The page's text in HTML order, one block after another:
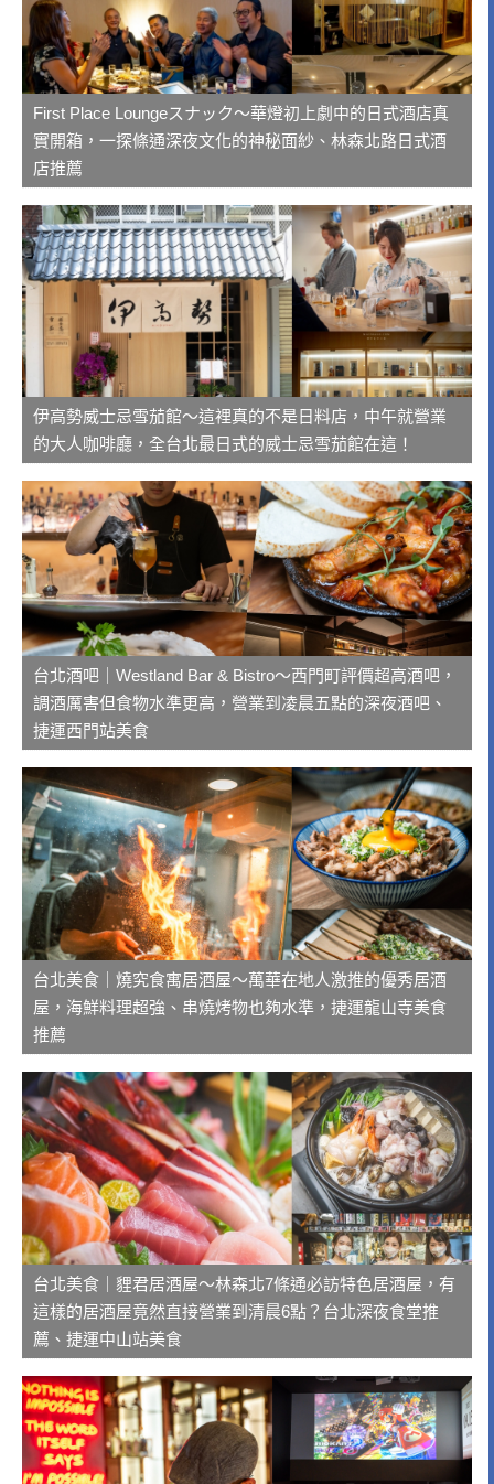
First Place Loungeスナック～華燈初上劇中的日式酒店真
實開箱，一探條通深夜文化的神秘面紗、林森北路日式酒
店推薦
伊高勢威士忌雪茄館～這裡真的不是日料店，中午就營業
的大人咖啡廳，全台北最日式的威士忌雪茄館在這！
台北酒吧｜Westland Bar & Bistro～西門町評價超高酒吧，
調酒厲害但食物水準更高，營業到凌晨五點的深夜酒吧、
捷運西門站美食
台北美食｜燒究食寓居酒屋～萬華在地人激推的優秀居酒
屋，海鮮料理超強、串燒烤物也夠水準，捷運龍山寺美食
推薦
台北美食｜貍君居酒屋～林森北7條通必訪特色居酒屋，有
這樣的居酒屋竟然直接營業到清晨6點？台北深夜食堂推
薦、捷運中山站美食